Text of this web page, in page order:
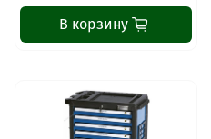
В корзину